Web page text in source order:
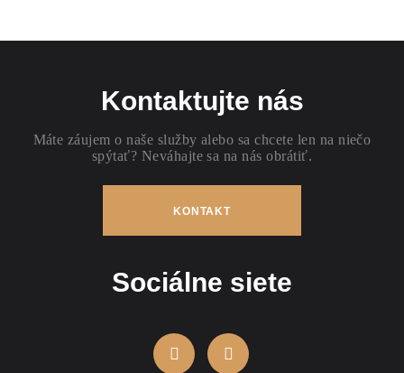
Kontaktujte nás
Máte záujem o naše služby alebo sa chcete len na niečo
spýtať? Neváhajte sa na nás obrátiť.
KONTAKT
Sociálne siete